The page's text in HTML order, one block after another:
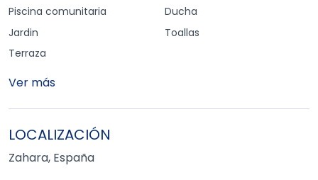
Piscina comunitaria
Jardin
Terraza
Ducha
Toallas
Ver más
LOCALIZACIÓN
Zahara, España